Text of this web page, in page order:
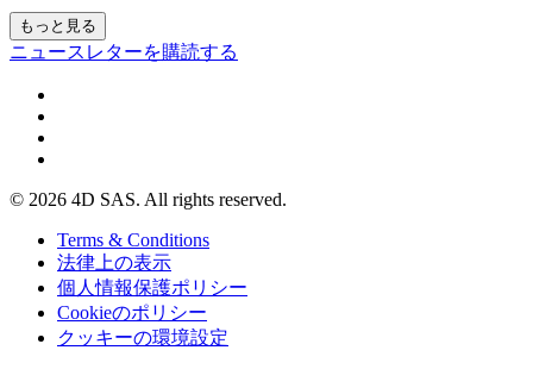
もっと見る
ニュースレターを購読する
© 2026 4D SAS. All rights reserved.
Terms & Conditions
法律上の表示
個人情報保護ポリシー
Cookieのポリシー
クッキーの環境設定